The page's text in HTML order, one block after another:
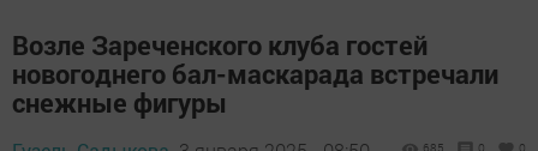
Возле Зареченского клуба гостей
новогоднего бал-маскарада встречали
снежные фигуры